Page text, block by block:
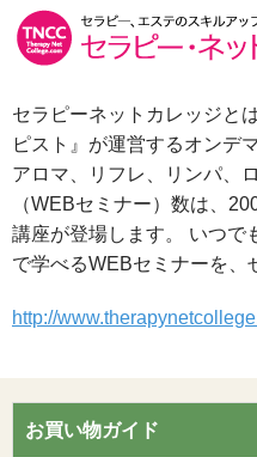
セラピーネットカレッジと
ピスト』が運営するオンデ
アロマ、リフレ、リンパ、
（WEBセミナー）数は、
講座が登場します。 いつで
で学べるWEBセミナーを、
http://
お買い物ガイド